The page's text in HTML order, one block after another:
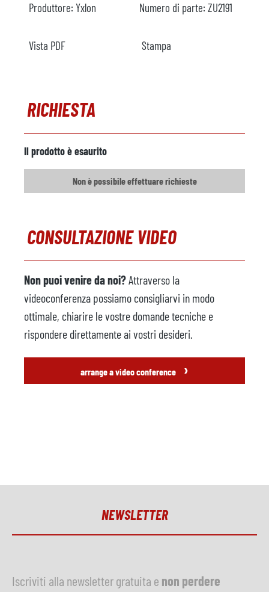
Produttore: Yxlon Numero di parte: ZU2191
Vista PDF Stampa
RICHIESTA
Il prodotto è esaurito
Non è possibile effettuare richieste
CONSULTAZIONE VIDEO
Non puoi venire da noi?Attraverso la
videoconferenza possiamo consigliarvi in modo
ottimale, chiarire le vostre domande tecniche e
rispondere direttamente ai vostri desideri.
arrange a video conference ›
NEWSLETTER
Iscriviti alla newsletter gratuita e non perdere